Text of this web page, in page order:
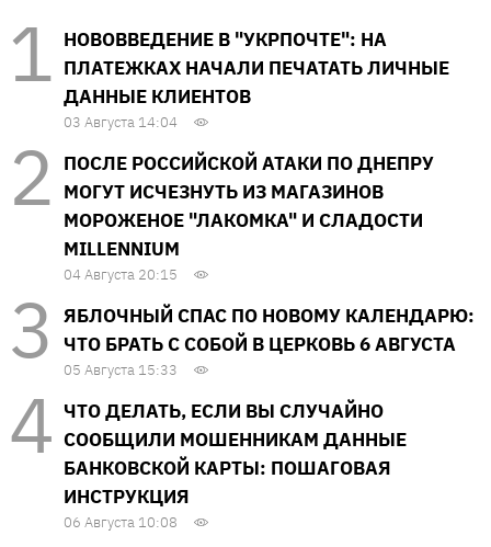
НОВОВВЕДЕНИЕ В "УКРПОЧТЕ": НА
ПЛАТЕЖКАХ НАЧАЛИ ПЕЧАТАТЬ ЛИЧНЫЕ
ДАННЫЕ КЛИЕНТОВ
03 Августа 14:04
ПОСЛЕ РОССИЙСКОЙ АТАКИ ПО ДНЕПРУ
МОГУТ ИСЧЕЗНУТЬ ИЗ МАГАЗИНОВ
МОРОЖЕНОЕ "ЛАКОМКА" И СЛАДОСТИ
MILLENNIUM
04 Августа 20:15
ЯБЛОЧНЫЙ СПАС ПО НОВОМУ КАЛЕНДАРЮ:
ЧТО БРАТЬ С СОБОЙ В ЦЕРКОВЬ 6 АВГУСТА
05 Августа 15:33
ЧТО ДЕЛАТЬ, ЕСЛИ ВЫ СЛУЧАЙНО
СООБЩИЛИ МОШЕННИКАМ ДАННЫЕ
БАНКОВСКОЙ КАРТЫ: ПОШАГОВАЯ
ИНСТРУКЦИЯ
06 Августа 10:08